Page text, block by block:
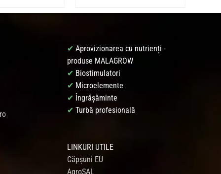
✔ Aprovizionarea cu nutrienți -
produse MALAGROW
✔ Biostimulatori
✔ Microelemente
✔ Îngrășăminte
✔ Turbă profesională
LINKURI UTILE
Căpșuni EU
AgroSAL